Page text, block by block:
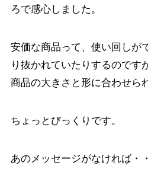
ろで感心しました。
安価な商品って、使い回しが
り抜かれていたりするのです
商品の大きさと形に合わせら
ちょっとびっくりです。
あのメッセージがなければ・